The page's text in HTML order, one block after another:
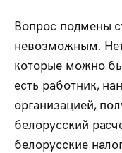
Вопрос подмены
невозможным.
которые можно
есть работник,
организацией,
белорусский
белорусские